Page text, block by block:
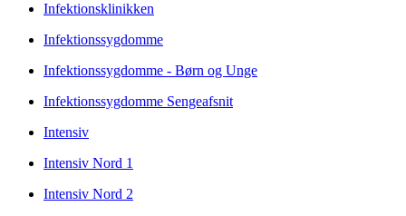
Infektionsklinikken
Infektionssygdomme
Infektionssygdomme - Børn og Unge
Infektionssygdomme Sengeafsnit
Intensiv
Intensiv Nord 1
Intensiv Nord 2